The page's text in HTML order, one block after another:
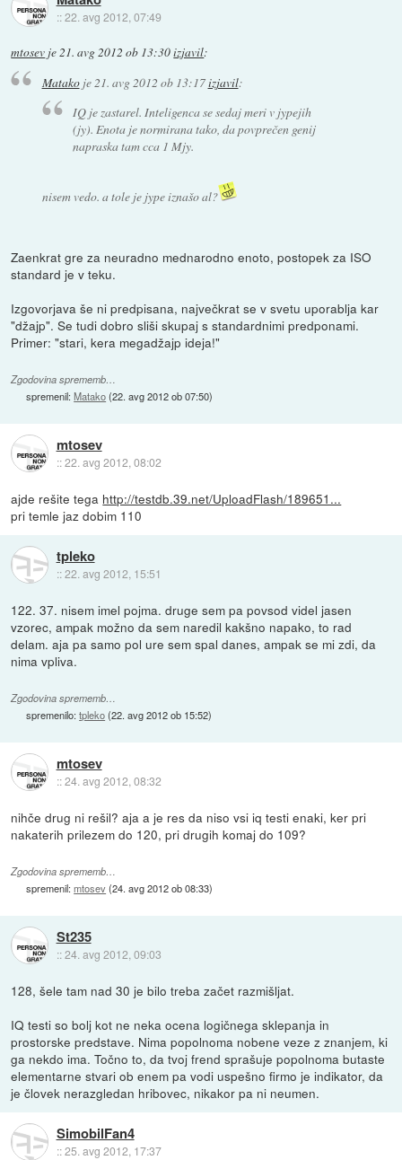
::22. avg 2012, 07:49
mtosev je21. avg 2012 ob 13:30izjavil:
Matakoje21. avg 2012 ob 13:17izjavil:
IQ je zastarel. Inteligenca se sedaj meri v jypejih
(jy). Enota je normirana tako, da povprečen genij
napraska tam cca 1 Mjy.
nisem vedo. a tole je jype iznašo al?
Zaenkrat gre za neuradno mednarodno enoto, postopek za ISO
standard je v teku.
Izgovorjava še ni predpisana, največkrat se v svetu uporablja kar
"džajp". Se tudi dobro sliši skupaj s standardnimi predponami.
Primer: "stari, kera megadžajp ideja!"
Zgodovina sprememb…
spremenil:Matako(22. avg 2012 ob 07:50)
mtosev
::22. avg 2012, 08:02
ajde rešite tega http://testdb.39.net/UploadFlash/189651...
pri temle jaz dobim 110
tpleko
::22. avg 2012, 15:51
122. 37. nisem imel pojma. druge sem pa povsod videl jasen
vzorec, ampak možno da sem naredil kakšno napako, to rad
delam. aja pa samo pol ure sem spal danes, ampak se mi zdi, da
nima vpliva.
Zgodovina sprememb…
spremenilo:tpleko(22. avg 2012 ob 15:52)
mtosev
::24. avg 2012, 08:32
nihče drug ni rešil? aja a je res da niso vsi iq testi enaki, ker pri
nakaterih prilezem do 120, pri drugih komaj do 109?
Zgodovina sprememb…
spremenil:mtosev(24. avg 2012 ob 08:33)
St235
::24. avg 2012, 09:03
128, šele tam nad 30 je bilo treba začet razmišljat.
IQ testi so bolj kot ne neka ocena logičnega sklepanja in
prostorske predstave. Nima popolnoma nobene veze z znanjem, ki
ga nekdo ima. Točno to, da tvoj frend sprašuje popolnoma butaste
elementarne stvari ob enem pa vodi uspešno firmo je indikator, da
je človek nerazgledan hribovec, nikakor pa ni neumen.
SimobilFan4
::25. avg 2012, 17:37